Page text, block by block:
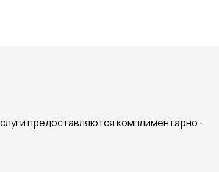
предоставляются комплиментарно -